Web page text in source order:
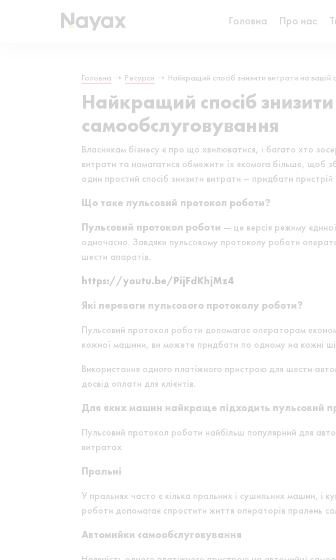
Головна Про нас
Головна ➝ Ресурси ➝ Найкращий спосіб знизити витрати на вашій
Найкращий спосіб
самообслуговування
Власникам бізнесу є про що хвилюватися, і багато хто
витрати та намагатися обмежити їх якомога більше, щоб
один простий спосіб знизити витрати – придбати
Що таке пульсовий протокол роботи?
Пульсовий протокол роботи — це версія режиму
одночасно. Завдяки пульсовому протоколу роботи
шести апаратів.
https://youtu.be/PijFdKhjMz4
Які переваги пульсового протоколу роботи?
Пульсовий протокол роботи допомагає операторам
кожної машини, ви можете придбати по одному на кожні
Використання одного платіжного пристрою для шести
досвід оплати для клієнтів.
Для яких машин найкраще підходить пульсовий
Пульсовий протокол роботи найбільш популярний для
витратах.
Пральні
У пральнях часто є кілька пральних і сушильних машин, і
роботи допомагає спростити життя операторів пралень
Автомийки самообслуговування